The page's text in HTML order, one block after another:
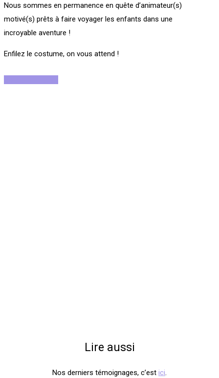
Nous sommes en permanence en quête d’animateur(s)
motivé(s) prêts à faire voyager les enfants dans une
incroyable aventure !
Enfilez le costume, on vous attend !
Lire aussi
Nos derniers témoignages, c’est ici